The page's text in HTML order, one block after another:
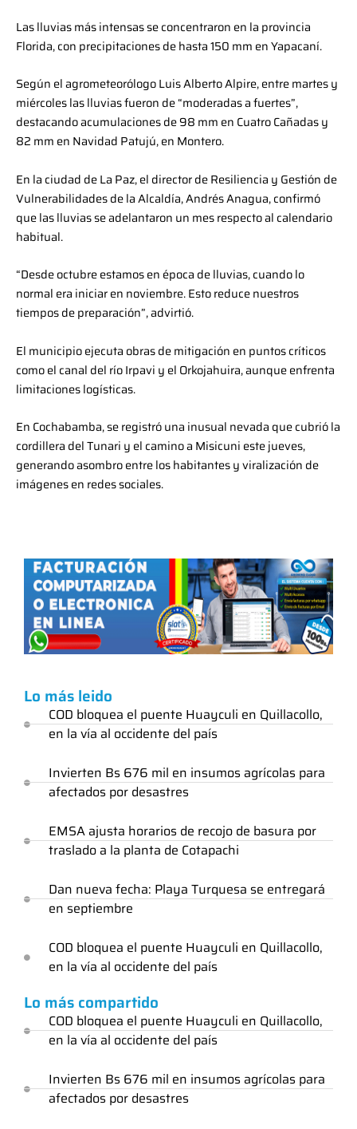
Las lluvias más intensas se concentraron en la provincia
Florida, con precipitaciones de hasta 150 mm en Yapacaní.
Según el agrometeorólogo Luis Alberto Alpire, entre martes y
miércoles las lluvias fueron de “moderadas a fuertes”,
destacando acumulaciones de 98 mm en Cuatro Cañadas y
82 mm en Navidad Patujú, en Montero.
En la ciudad de La Paz, el director de Resiliencia y Gestión de
Vulnerabilidades de la Alcaldía, Andrés Anagua, confirmó
que las lluvias se adelantaron un mes respecto al calendario
habitual.
“Desde octubre estamos en época de lluvias, cuando lo
normal era iniciar en noviembre. Esto reduce nuestros
tiempos de preparación”, advirtió.
El municipio ejecuta obras de mitigación en puntos críticos
como el canal del río Irpavi y el Orkojahuira, aunque enfrenta
limitaciones logísticas.
En Cochabamba, se registró una inusual nevada que cubrió la
cordillera del Tunari y el camino a Misicuni este jueves,
generando asombro entre los habitantes y viralización de
imágenes en redes sociales.
Lo más leido
COD bloquea el puente Huayculi en Quillacollo,
en la vía al occidente del país
Invierten Bs 676 mil en insumos agrícolas para
afectados por desastres
EMSA ajusta horarios de recojo de basura por
traslado a la planta de Cotapachi
Dan nueva fecha: Playa Turquesa se entregará
en septiembre
COD bloquea el puente Huayculi en Quillacollo,
en la vía al occidente del país
Lo más compartido
COD bloquea el puente Huayculi en Quillacollo,
en la vía al occidente del país
Invierten Bs 676 mil en insumos agrícolas para
afectados por desastres